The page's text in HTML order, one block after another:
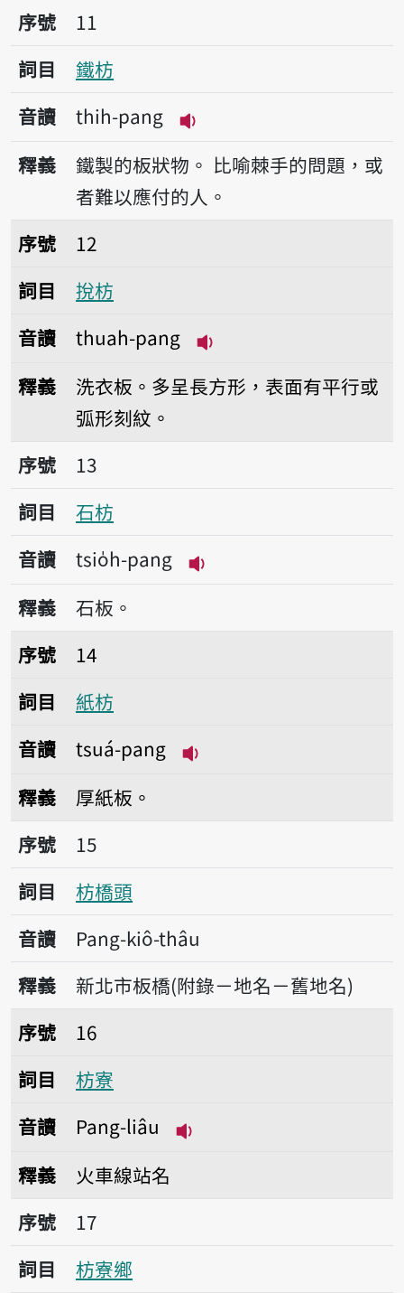
序號11鐵枋
序號
11
詞目
鐵枋
音讀
thih-pang
播放音讀thih-pang
釋義 鐵製的板狀物。 比喻棘手的問題，或
者難以應付的人。
序號12挩枋
序號
12
詞目
挩枋
音讀
thuah-pang
釋義
洗衣板。多呈長方形，表面有平行或
弧形刻紋。
序號13石枋
序號
13
詞目
石枋
音讀
tsio̍h-pang
播放音讀tsio̍h-pang
釋義
石板。
序號14紙枋
序號
14
詞目
紙枋
音讀
tsuá-pang
釋義
厚紙板。
序號15枋橋頭
序號
15
詞目
枋橋頭
音讀
Pang-kiô-thâu
釋義
新北市板橋(附錄－地名－舊地名)
序號16枋寮
序號
16
詞目
枋寮
音讀
Pang-liâu
釋義
火車線站名
序號17枋寮鄉
序號
17
詞目
枋寮鄉